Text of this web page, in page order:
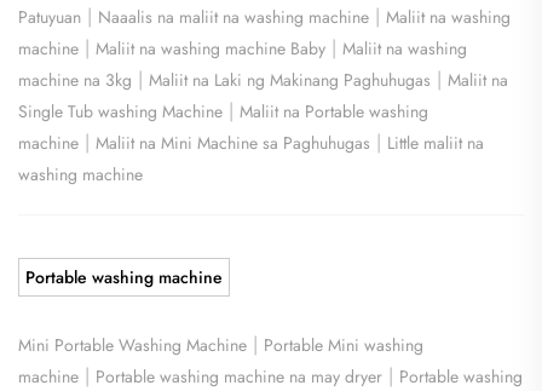
Patuyuan | Naaalis na maliit na washing machine | Maliit na washing
machine | Maliit na washing machine Baby | Maliit na washing
machine na 3kg | Maliit na Laki ng Makinang Paghuhugas | Maliit na
Single Tub washing Machine | Maliit na Portable washing
machine | Maliit na Mini Machine sa Paghuhugas | Little maliit na
washing machine
Portable washing machine
Mini Portable Washing Machine | Portable Mini washing
machine | Portable washing machine na may dryer | Portable washing